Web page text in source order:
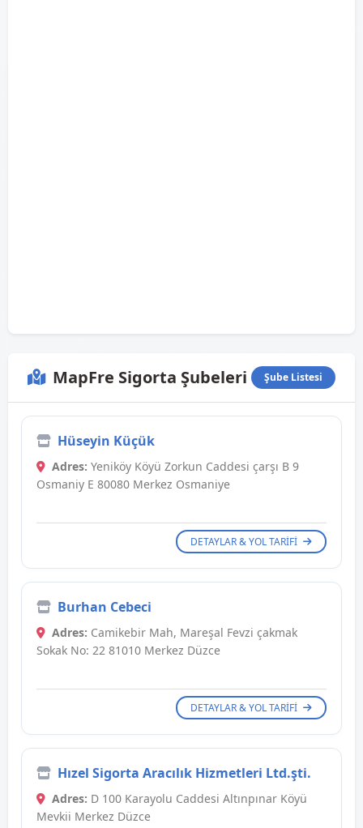
MapFre Sigorta Şubeleri Şube Listesi
Hüseyin Küçük
Adres: Yeniköy Köyü Zorkun Caddesi çarşı B 9
Osmaniy E 80080 Merkez Osmaniye
DETAYLAR & YOL TARIFI
Burhan Cebeci
Adres: Camikebir Mah, Mareşal Fevzi çakmak
Sokak No: 22 81010 Merkez Düzce
DETAYLAR & YOL TARIFI
Hızel Sigorta Aracılık Hizmetleri Ltd.şti.
Adres: D 100 Karayolu Caddesi Altınpınar Köyü
Mevkii Merkez Düzce